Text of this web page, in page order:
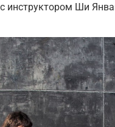
инструктором Ши